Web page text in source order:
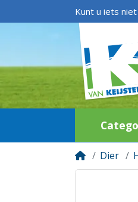
Kunt u iets
Dier